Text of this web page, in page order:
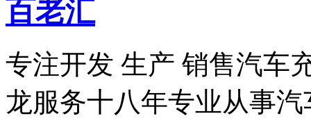
专注开发 生产 销售汽车
龙服务十八年专业从事